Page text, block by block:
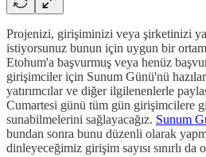
Projenizi, girişiminizi veya şirketinizi
istiyorsunuz bunun için uygun bir
Etohum'a başvurmuş veya henüz
girişimciler için Sunum Günü'nü
yatırımcılar ve diğer ilgilenenlerle
Cumartesi günü tüm gün girişimcilere
sunabilmelerini sağlayacağız. Sunum
bundan sonra bunu düzenli olarak
dinleyeceğimiz girişim sayısı sınırlı